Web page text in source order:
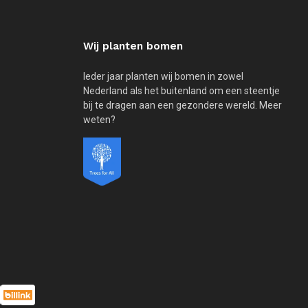
Wij planten bomen
Ieder jaar planten wij bomen in zowel
Nederland als het buitenland om een steentje
bij te dragen aan een gezondere wereld. Meer
weten?